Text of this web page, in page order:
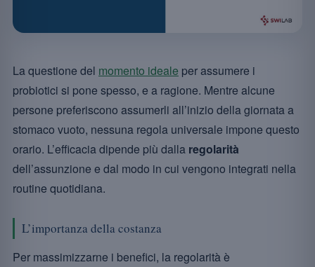
La questione del momento ideale per assumere i
probiotici si pone spesso, e a ragione. Mentre alcune
persone preferiscono assumerli all’inizio della giornata a
stomaco vuoto, nessuna regola universale impone questo
orario. L’efficacia dipende più dalla regolarità
dell’assunzione e dal modo in cui vengono integrati nella
routine quotidiana.
L’importanza della costanza
Per massimizzarne i benefici, la regolarità è